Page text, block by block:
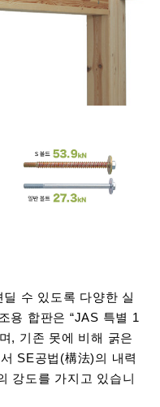
수 있도록 다양한 실
용 합판은 “JAS 특별 1
, 기존 못에 비해 굵은
SE공법(構法)의 내력
강도를 가지고 있습니